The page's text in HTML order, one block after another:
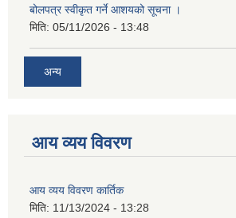
बोलपत्र स्वीकृत गर्ने आशयको सूचना ।
मिति: 05/11/2026 - 13:48
अन्य
आय व्यय विवरण
आय व्यय विवरण कार्तिक
मिति: 11/13/2024 - 13:28